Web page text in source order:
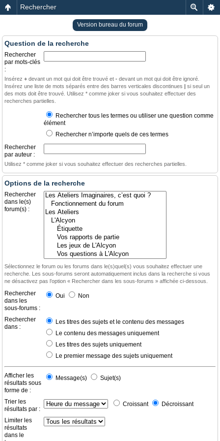
Rechercher
Version bureau du forum
Question de la recherche
Rechercher
par mots-clés
:
Insérez + devant un mot qui doit être trouvé et - devant un mot qui doit être ignoré.
Insérez une liste de mots séparés entre des barres verticales discontinues | si seul un
des mots doit être trouvé. Utilisez * comme joker si vous souhaitez effectuer des
recherches partielles.
Rechercher tous les termes ou utiliser une question comme
élément
Rechercher n’importe quels de ces termes
Rechercher
par auteur :
Utilisez * comme joker si vous souhaitez effectuer des recherches partielles.
Options de la recherche
Rechercher
dans le(s)
forum(s) :
Sélectionnez le forum ou les forums dans le(s)quel(s) vous souhaitez effectuer une
recherche. Les sous-forums seront automatiquement inclus dans la recherche si vous
ne désactivez pas l’option « Rechercher dans les sous-forums » affichée ci-dessous.
Rechercher
dans les
sous-forums :
Oui Non
Rechercher
dans :
Les titres des sujets et le contenu des messages
Le contenu des messages uniquement
Les titres des sujets uniquement
Le premier message des sujets uniquement
Afficher les
résultats sous
forme de :
Message(s) Sujet(s)
Trier les
résultats par :
Croissant Décroissant
Limiter les
résultats
dans le